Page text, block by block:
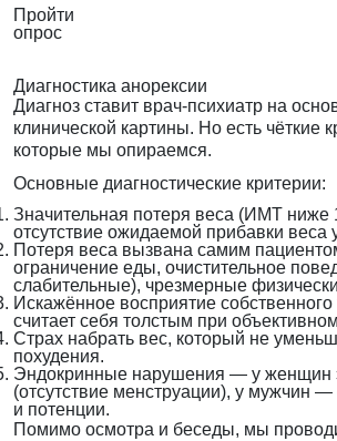
Пройти
опрос
Диагностика анорексии
Диагноз ставит врач-психиатр на
клинической картины. Но есть чёткие
которые мы опираемся.
Основные диагностические критерии:
Значительная потеря веса (ИМТ ниже
отсутствие ожидаемой прибавки веса
Потеря веса вызвана самим
ограничение еды, очистительное
слабительные), чрезмерные
Искажённое восприятие
считает себя толстым при
Страх набрать вес, который не
похудения.
Эндокринные нарушения — у женщин
(отсутствие менструации), у мужчин
и потенции.
Помимо осмотра и беседы, мы